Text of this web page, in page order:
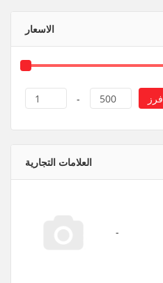
الاسعار
1 - 500 فرز
العلامات التجارية